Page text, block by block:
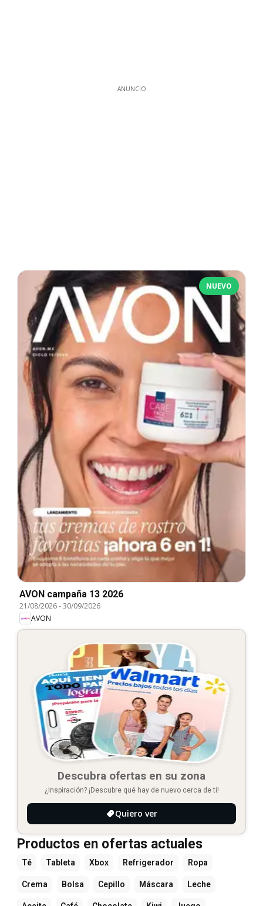
ANUNCIO
NUEVO
AVON campaña 13 2026
21/08/2026-30/09/2026
AVON
Descubra ofertas en su zona
¿Inspiración? ¡Descubre qué hay de nuevo cerca de ti!
Quiero ver
Productos en ofertas actuales
Té Tableta Xbox Refrigerador Ropa
Crema Bolsa Cepillo Máscara Leche